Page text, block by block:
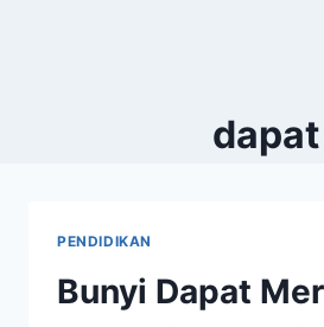
dapat
PENDIDIKAN
Bunyi Dapat